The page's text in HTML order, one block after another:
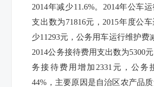
2014年减少11.6%。2014年公车
支出数为71816元，2015年度公
少11293元，公务用车运行维护费
2014公务接待费用支出数为5300
务接待费用增加2331元，公务
44%，主要原因是自治区农产品